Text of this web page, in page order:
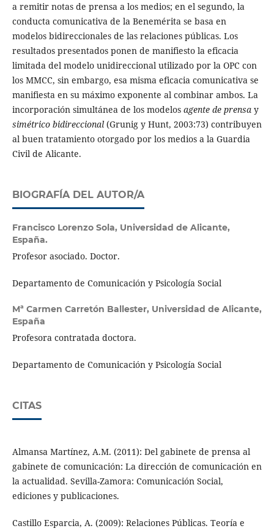
a remitir notas de prensa a los medios; en el segundo, la
conducta comunicativa de la Benemérita se basa en
modelos bidireccionales de las relaciones públicas. Los
resultados presentados ponen de manifiesto la eficacia
limitada del modelo unidireccional utilizado por la OPC con
los MMCC, sin embargo, esa misma eficacia comunicativa se
manifiesta en su máximo exponente al combinar ambos. La
incorporación simultánea de los modelos agente de prensay
simétrico bidireccional(Grunig y Hunt, 2003:73) contribuyen
al buen tratamiento otorgado por los medios a la Guardia
Civil de Alicante.
BIOGRAFÍA DEL AUTOR/A
Francisco Lorenzo Sola, Universidad de Alicante,
España.
Profesor asociado. Doctor.
Departamento de Comunicación y Psicología Social
Mª Carmen Carretón Ballester, Universidad de Alicante,
España
Profesora contratada doctora.
Departamento de Comunicación y Psicología Social
CITAS
Almansa Martínez, A.M. (2011): Del gabinete de prensa al
gabinete de comunicación: La dirección de comunicación en
la actualidad. Sevilla-Zamora: Comunicación Social,
ediciones y publicaciones.
Castillo Esparcia, A. (2009): Relaciones Públicas. Teoría e